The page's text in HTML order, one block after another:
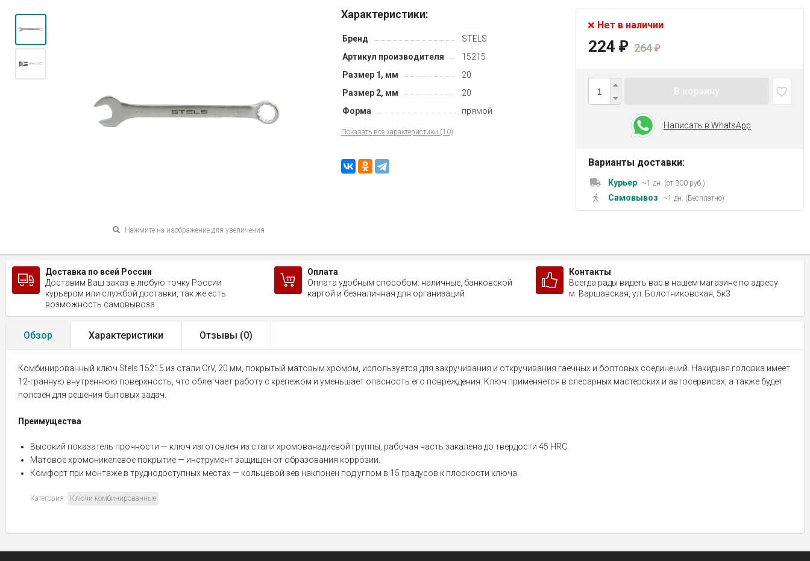
Нажмите на изображение для увеличения
Характеристики:
Бренд
STELS
Артикул производителя
15215
Размер 1, мм
20
Размер 2, мм
20
Форма
прямой
Показать все характеристики (10)
Нет в наличии
224 ₽ 264₽
Написать в WhatsApp
Варианты доставки:
Курьер ~1 дн. (от 300 руб.)
Самовывоз ~1 дн. (Бесплатно)
Доставка по всей России
Доставим Ваш заказ в любую точку России
курьером или службой доставки, так же есть
возможность самовывоза
Оплата
Оплата удобным способом: наличные, банковской
картой и безналичная для организаций
Контакты
Всегда рады видеть вас в нашем магазине по адресу
м. Варшавская, ул. Болотниковская, 5к3
Обзор Характеристики Отзывы (0)
Комбинированный ключ Stels 15215 из стали CrV, 20 мм, покрытый матовым хромом, используется для закручивания и откручивания гаечных и болтовых соединений. Накидная головка имеет
12-гранную внутреннюю поверхность, что облегчает работу с крепежом и уменьшает опасность его повреждения. Ключ применяется в слесарных мастерских и автосервисах, а также будет
полезен для решения бытовых задач.
Преимущества
Высокий показатель прочности — ключ изготовлен из стали хромованадиевой группы, рабочая часть закалена до твердости 45 HRC.
Матовое хромоникелевое покрытие — инструмент защищен от образования коррозии.
Комфорт при монтаже в труднодоступных местах — кольцевой зев наклонен под углом в 15 градусов к плоскости ключа.
Категория: Ключи комбинированные